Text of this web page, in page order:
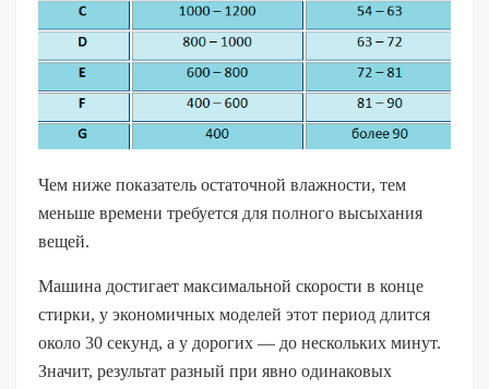
Чем ниже показатель остаточной влажности, тем
меньше времени требуется для полного высыхания
вещей.
Машина достигает максимальной скорости в конце
стирки, у экономичных моделей этот период длится
около 30 секунд, а у дорогих — до нескольких минут.
Значит, результат разный при явно одинаковых